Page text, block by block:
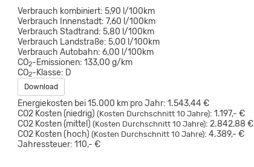
Verbrauch kombiniert: 5,90 l/100km
Verbrauch Innenstadt: 7,60 l/100km
Verbrauch Stadtrand: 5,80 l/100km
Verbrauch Landstraße: 5,00 l/100km
Verbrauch Autobahn: 6,00 l/100km
CO2-Emissionen: 133,00 g/km
CO2-Klasse: D
Download
Energiekosten bei 15.000 km pro Jahr: 1.543,44 €
CO2 Kosten (niedrig) (Kosten Durchschnitt 10 Jahre): 1.197,- €
CO2 Kosten (mittel) (Kosten Durchschnitt 10 Jahre): 2.842,88 €
CO2 Kosten (hoch) (Kosten Durchschnitt 10 Jahre): 4.389,- €
Jahressteuer: 110,- €